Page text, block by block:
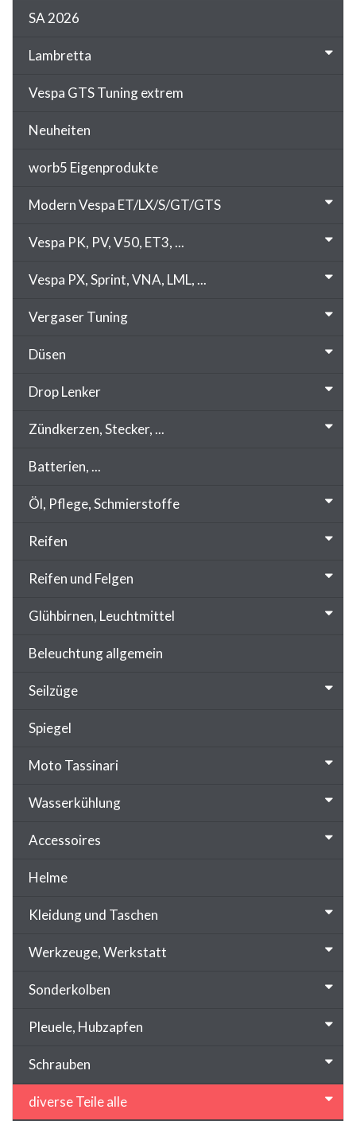
SA 2026
Lambretta
Vespa GTS Tuning extrem
Neuheiten
worb5 Eigenprodukte
Modern Vespa ET/LX/S/GT/GTS
Vespa PK, PV, V50, ET3, ...
Vespa PX, Sprint, VNA, LML, ...
Vergaser Tuning
Düsen
Drop Lenker
Zündkerzen, Stecker, ...
Batterien, ...
Öl, Pflege, Schmierstoffe
Reifen
Reifen und Felgen
Glühbirnen, Leuchtmittel
Beleuchtung allgemein
Seilzüge
Spiegel
Moto Tassinari
Wasserkühlung
Accessoires
Helme
Kleidung und Taschen
Werkzeuge, Werkstatt
Sonderkolben
Pleuele, Hubzapfen
Schrauben
diverse Teile alle